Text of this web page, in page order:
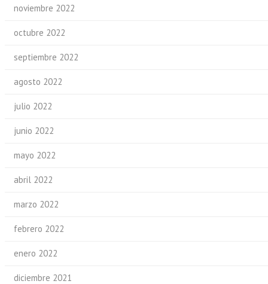
noviembre 2022
octubre 2022
septiembre 2022
agosto 2022
julio 2022
junio 2022
mayo 2022
abril 2022
marzo 2022
febrero 2022
enero 2022
diciembre 2021